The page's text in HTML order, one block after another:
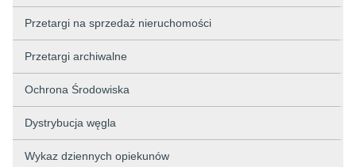
Przetargi na sprzedaż nieruchomości
Przetargi archiwalne
Ochrona Środowiska
Dystrybucja węgla
Wykaz dziennych opiekunów